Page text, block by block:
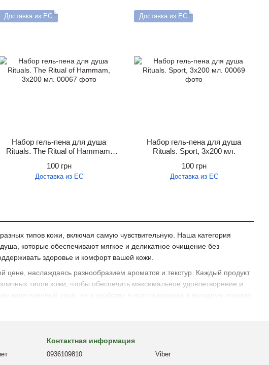
типов кожи, включая самую чувствительную. Наша категория
которые обеспечивают мягкое и деликатное очищение без
здоровье и комфорт вашей кожи.
наслаждаясь разнообразием ароматов и текстур. Каждый продукт
типов кожи, чтобы обеспечить максимальное удовлетворение и
уход, но и удобство в использовании и выгодную покупку.
Доставка из ЕС
Набор гель-пена для душа
Rituals. The Ritual of Hammam,
100 грн
Доставка из ЕС
Доставка из ЕС
Набор гель-пена для душа
Rituals. Sport, 3х200 мл.
100 грн
Доставка из ЕС
Контактная информация
0936109810
Viber